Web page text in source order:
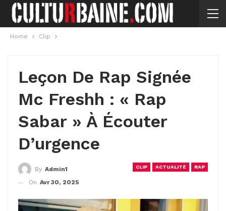
Home Clip
Leçon De Rap Signée
Mc Freshh : « Rap
Sabar » À Écouter
D’urgence
CLIP ACTUALITÉ RAP
By Admin1
On Avr 30, 2025